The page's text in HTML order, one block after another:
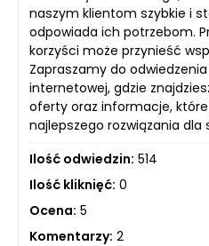
naszym klientom szybkie i
odpowiada ich potrzebom.
korzyści może przynieść
Zapraszamy do
internetowej, gdzie
oferty oraz informacje,
najlepszego rozwiązania dla
Ilość odwiedzin: 514
Ilość kliknięć: 0
Ocena: 5
Komentarzy: 2